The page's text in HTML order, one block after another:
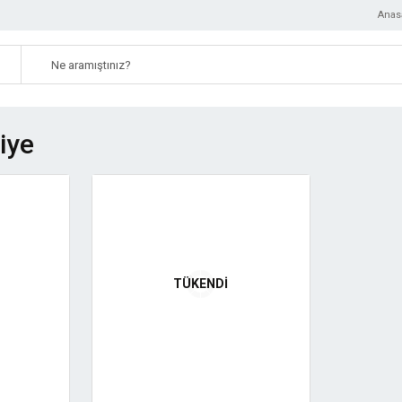
TÜKENDİ